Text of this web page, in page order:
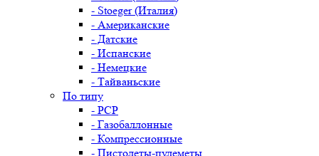
- Stoeger (Италия)
- Американские
- Датские
- Испанские
- Немецкие
- Тайваньские
По типу
- PCP
- Газобаллонные
- Компрессионные
- Пистолеты-пулеметы